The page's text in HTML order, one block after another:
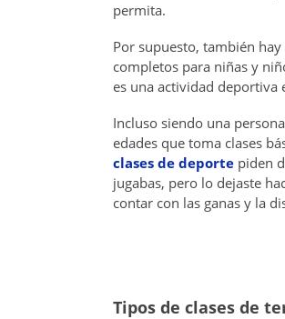
permita.
Por supuesto, también hay
completos para niñas y
es una actividad deportiva
Incluso siendo una
edades que toma clases
clases de deporte piden
jugabas, pero lo dejaste
contar con las ganas y la
Tipos de clases de